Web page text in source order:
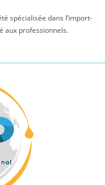
spécialisée dans l’import-
aux professionnels.